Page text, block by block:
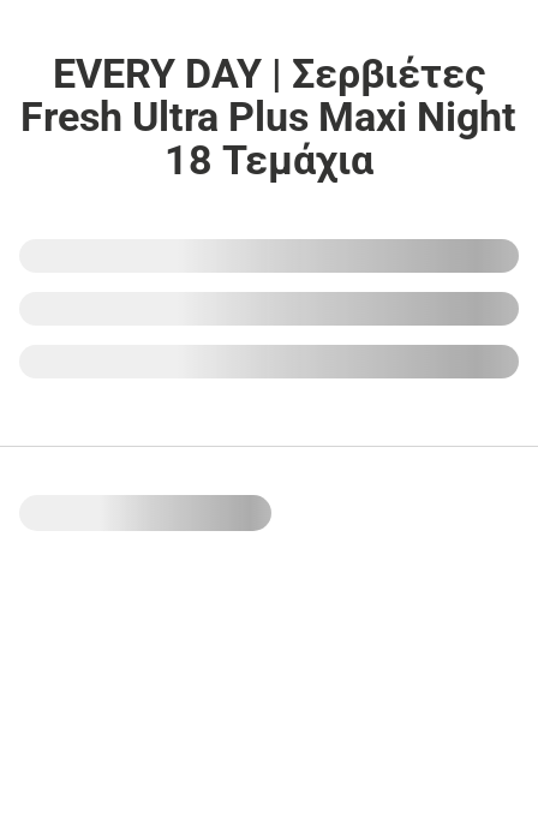
EVERY DAY | Σερβιέτες
Fresh Ultra Plus Maxi Night
18 Τεμάχια